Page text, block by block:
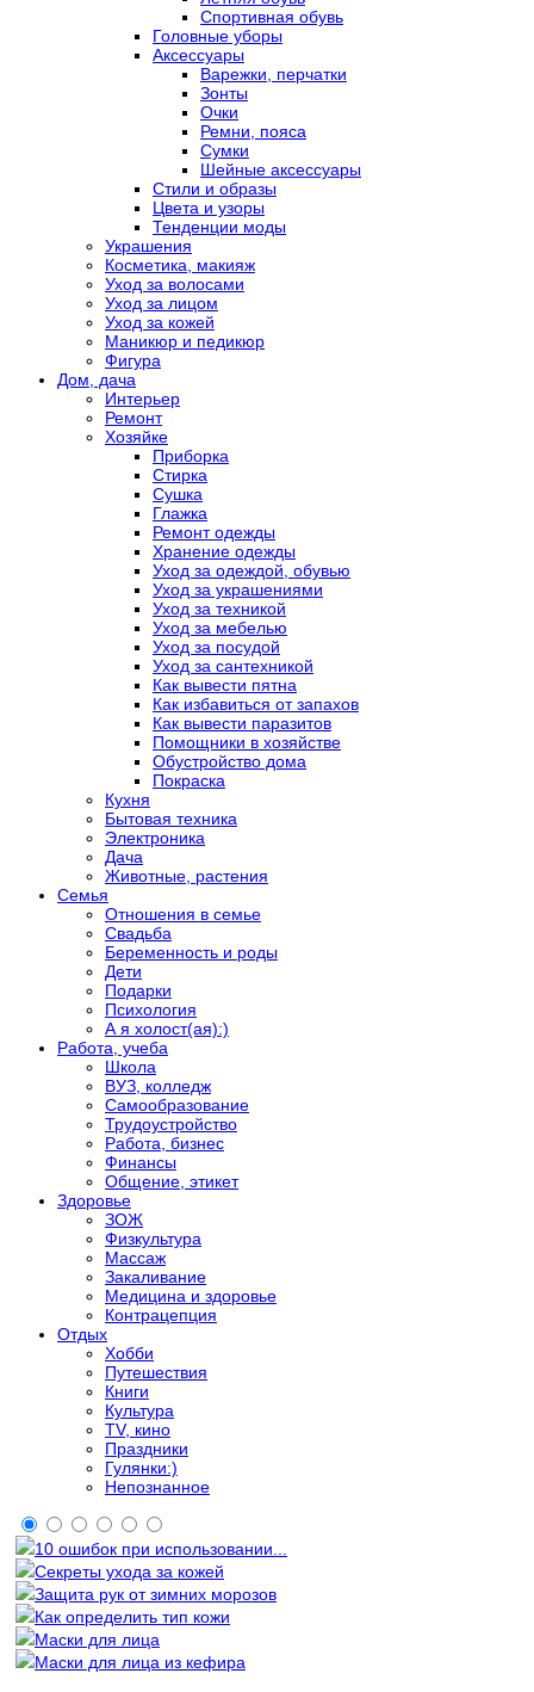
Спортивная обувь
Головные уборы
Аксессуары
Варежки, перчатки
Зонты
Очки
Ремни, пояса
Сумки
Шейные аксессуары
Стили и образы
Цвета и узоры
Тенденции моды
Украшения
Косметика, макияж
Уход за волосами
Уход за лицом
Уход за кожей
Маникюр и педикюр
Фигура
Дом, дача
Интерьер
Ремонт
Хозяйке
Приборка
Стирка
Сушка
Глажка
Ремонт одежды
Хранение одежды
Уход за одеждой, обувью
Уход за украшениями
Уход за техникой
Уход за мебелью
Уход за посудой
Уход за сантехникой
Как вывести пятна
Как избавиться от запахов
Как вывести паразитов
Помощники в хозяйстве
Обустройство дома
Покраска
Кухня
Бытовая техника
Электроника
Дача
Животные, растения
Семья
Отношения в семье
Свадьба
Беременность и роды
Дети
Подарки
Психология
А я холост(ая):)
Работа, учеба
Школа
ВУЗ, колледж
Самообразование
Трудоустройство
Работа, бизнес
Финансы
Общение, этикет
Здоровье
ЗОЖ
Физкультура
Массаж
Закаливание
Медицина и здоровье
Контрацепция
Отдых
Хобби
Путешествия
Книги
Культура
TV, кино
Праздники
Гулянки:)
Непознанное
10 ошибок при использовании...
Секреты ухода за кожей
Защита рук от зимних морозов
Как определить тип кожи
Маски для лица
Маски для лица из кефира